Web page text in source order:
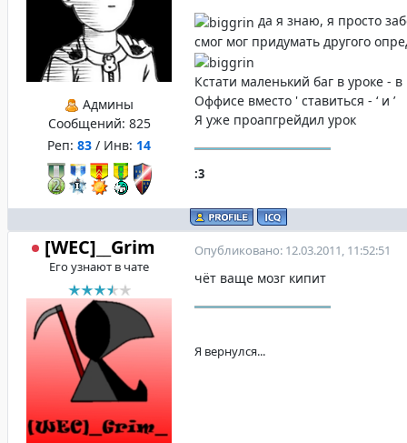
Админы
Сообщений: 825
Реп: 83 / Инв: 14
да я знаю, я просто
смог мог придумать другого
Кстати маленький баг в уроке -
Оффисе вместо ' ставиться - ‘ и ’
Я уже проапгрейдил урок
:3
[WEC]__Grim
Его узнают в чате
Опубликовано: 12.03.2011, 11:52:51
чёт ваще мозг кипит
Я вернулся...